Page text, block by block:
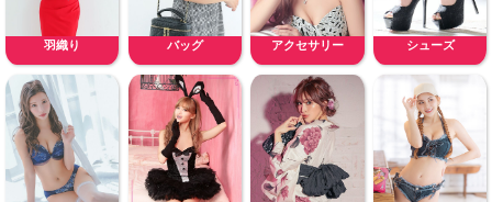
羽織り バッグ アクセサリー シューズ